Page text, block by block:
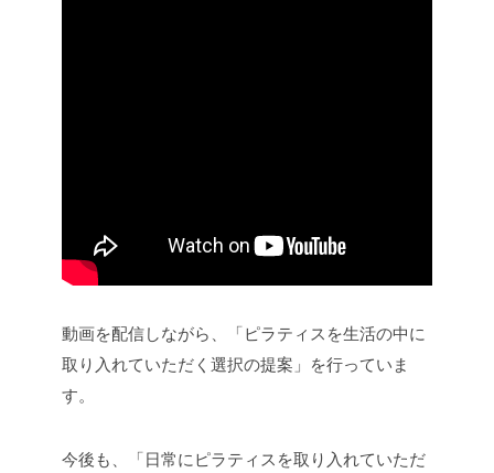
動画を配信しながら、「ピラティスを生活の中に
取り入れていただく選択の提案」を行っていま
す。
今後も、「日常にピラティスを取り入れていただ